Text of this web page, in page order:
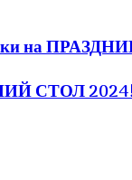
на
СТОЛ